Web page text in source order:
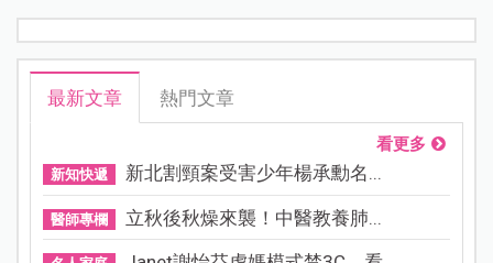
最新文章 熱門文章
看更多
新知快遞 新北割頸案受害少年楊承勳名...
醫師專欄 立秋後秋燥來襲！中醫教養肺...